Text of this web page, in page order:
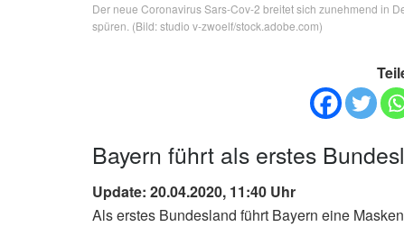
Der neue Coronavirus Sars-Cov-2 breitet sich zunehmend in
spüren. (Bild: studio v-zwoelf/stock.adobe.com)
Bayern führt als erstes
Update: 20.04.2020, 11:40 Uhr
Als erstes Bundesland führt Bayern eine